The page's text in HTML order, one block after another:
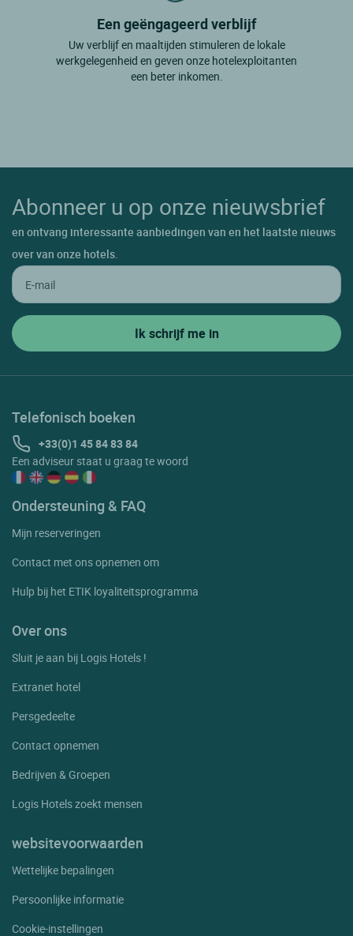
Een geëngageerd verblijf
Uw verblijf en maaltijden stimuleren de lokale
werkgelegenheid en geven onze hotelexploitanten
een beter inkomen.
Abonneer u op onze nieuwsbrief
en ontvang interessante aanbiedingen van en het laatste nieuws
over van onze hotels.
Telefonisch boeken
+33(0)1 45 84 83 84
Een adviseur staat u graag te woord
Ondersteuning & FAQ
Mijn reserveringen
Contact met ons opnemen om
Hulp bij het ETIK loyaliteitsprogramma
Over ons
Sluit je aan bij Logis Hotels !
Extranet hotel
Persgedeelte
Contact opnemen
Bedrijven & Groepen
Logis Hotels zoekt mensen
websitevoorwaarden
Wettelijke bepalingen
Persoonlijke informatie
Cookie-instellingen